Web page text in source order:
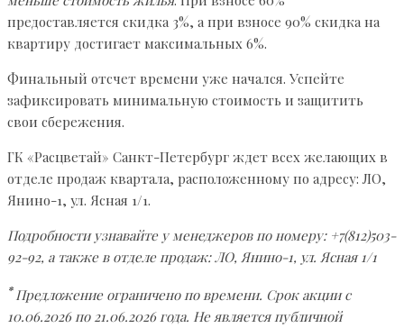
предоставляется скидка 3%, а при взносе 90% скидка на
квартиру достигает максимальных 6%.
Финальный отсчет времени уже начался. Успейте
зафиксировать минимальную стоимость и защитить
свои сбережения.
ГК «Расцветай» Санкт-Петербург ждет всех желающих в
отделе продаж квартала, расположенному по адресу: ЛО,
Янино-1, ул. Ясная 1/1.
Подробности узнавайте у менеджеров по номеру: +7(812)503-
92-92, а также в отделе продаж: ЛО, Янино-1, ул. Ясная 1/1
*Предложение ограничено по времени. Срок акции с
10.06.2026 по 21.06.2026 года. Не является публичной